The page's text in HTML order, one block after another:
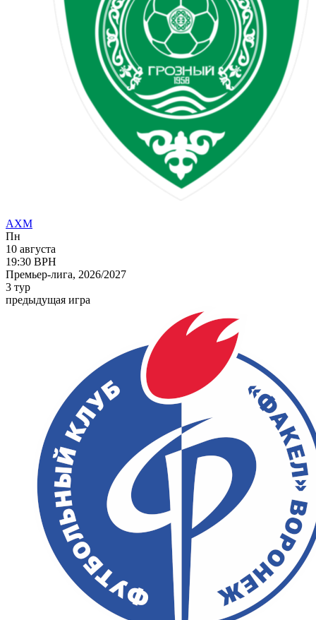
АХМ
Пн
10 августа
19:30 ВРН
Премьер-лига, 2026/2027
3 тур
предыдущая игра